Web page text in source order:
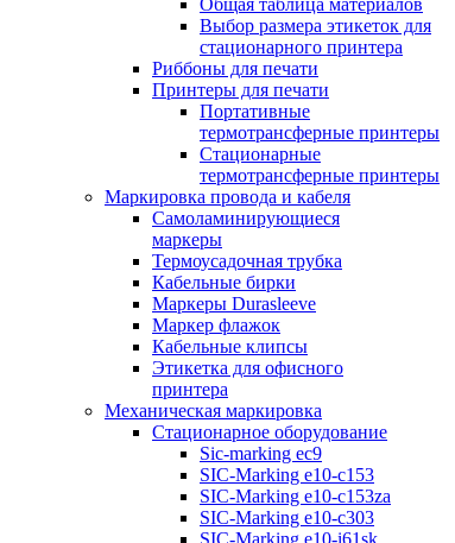
Общая таблица материалов
Выбор размера этикеток для
стационарного принтера
Риббоны для печати
Принтеры для печати
Портативные
термотрансферные принтеры
Стационарные
термотрансферные принтеры
Маркировка провода и кабеля
Самоламинирующиеся
маркеры
Термоусадочная трубка
Кабельные бирки
Маркеры Durasleeve
Маркер флажок
Кабельные клипсы
Этикетка для офисного
принтера
Механическая маркировка
Стационарное оборудование
Sic-marking ec9
SIC-Marking e10-c153
SIC-Marking e10-c153za
SIC-Marking e10-c303
SIC-Marking e10-i61sk